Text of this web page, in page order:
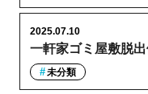
一軒家ゴミ屋敷脱
2025.07.10
未分類